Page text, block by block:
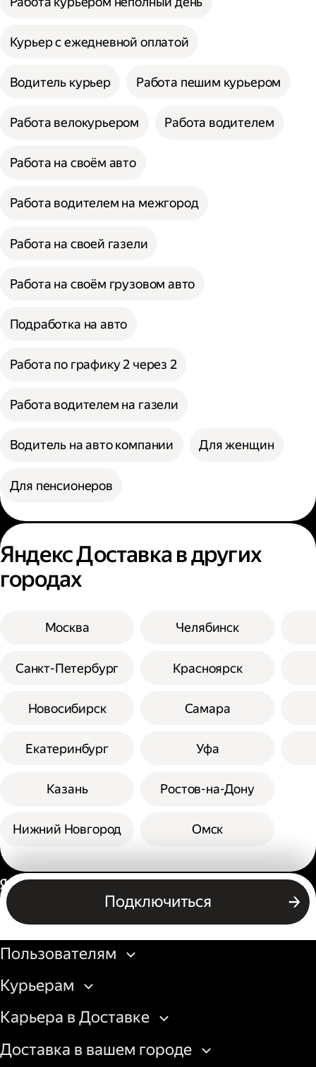
Курьер с ежедневной оплатой
Водитель курьер Работа пешим курьером
Работа велокурьером Работа водителем
Работа на своём авто
Работа водителем на межгород
Работа на своей газели
Работа на своём грузовом авто
Подработка на авто
Работа по графику 2 через 2
Работа водителем на газели
Водитель на авто компании Для женщин
Для пенсионеров
Яндекс Доставка в других
городах
Москва
Санкт-Петербург
Новосибирск
Екатеринбург
Казань
Нижний Новгород
Челябинск
Красноярск
Самара
Уфа
Ростов-на-Дону
Омск
Подключиться
Россия
Бизнесу
Пользователям
Курьерам
Карьера в Доставке
Доставка в вашем городе